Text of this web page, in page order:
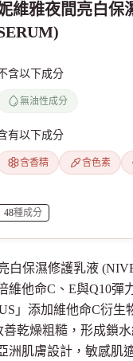
維雅夜間亮白保
含以下成分
無油性成分
有以下成分
含香精 含色素
48種成分
白保濕修護乳液
維他命C、E與Q10
」添加維他命C衍
乾燥粗糙，形成鎖
洲肌膚設計，敏感肌